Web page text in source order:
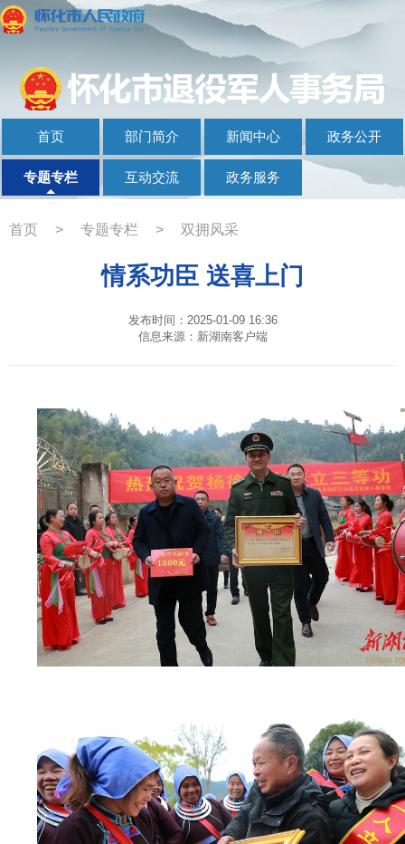
首页 部门简介 新闻中心 政务公开
专题专栏 互动交流 政务服务
首页 > 专题专栏 > 双拥风采
情系功臣 送喜上门
发布时间：2025-01-09 16:36
信息来源：新湖南客户端